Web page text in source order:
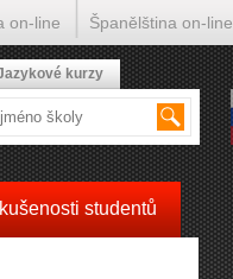
studentů
kurzy
on-line Španělština on-line